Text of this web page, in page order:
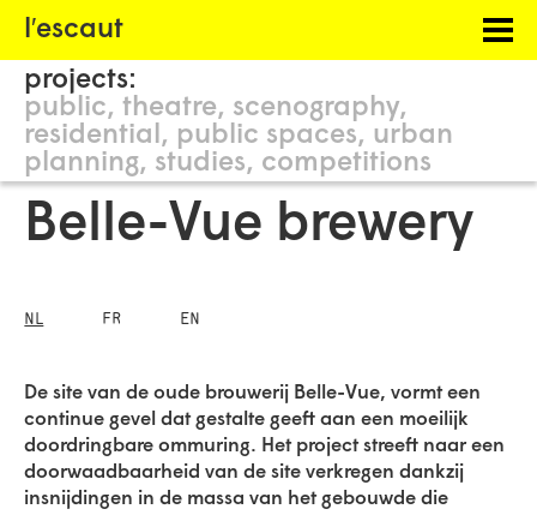
l′escaut
HOSTING
PHILOSOPHY
INFORMATION
projects:
public
theatre
scenography
residential
public spaces
urban
planning
studies competitions
Belle-Vue brewery
NL FR EN
De site van de oude brouwerij Belle-Vue, vormt een
continue gevel dat gestalte geeft aan een moeilijk
doordringbare ommuring. Het project streeft naar een
doorwaadbaarheid van de site verkregen dankzij
insnijdingen in de massa van het gebouwde die